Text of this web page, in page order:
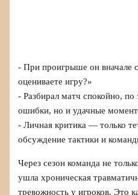
- При проигрыше он вначале
оцениваете игру?»
- Разбирал матч спокойно, по
ошибки, но и удачные
- Личная критика — только
обсуждение тактики и
Через сезон команда не
ушла хроническая
тревожность у игроков. Это